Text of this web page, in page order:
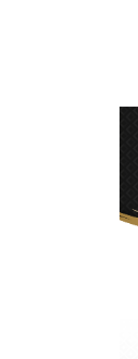
услуги
полной